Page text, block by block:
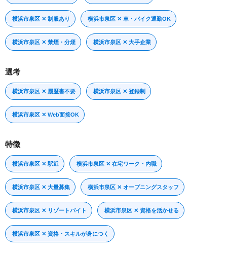
横浜市泉区 ✕ 制服あり 横浜市泉区 ✕ 車・バイク通勤OK
横浜市泉区 ✕ 禁煙・分煙 横浜市泉区 ✕ 大手企業
選考
横浜市泉区 ✕ 履歴書不要 横浜市泉区 ✕ 登録制
横浜市泉区 ✕ Web面接OK
特徴
横浜市泉区 ✕ 駅近 横浜市泉区 ✕ 在宅ワーク・内職
横浜市泉区 ✕ 大量募集 横浜市泉区 ✕ オープニングスタッフ
横浜市泉区 ✕ リゾートバイト 横浜市泉区 ✕ 資格を活かせる
横浜市泉区 ✕ 資格・スキルが身につく